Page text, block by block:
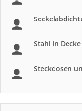
Stahl in
Steckdosen